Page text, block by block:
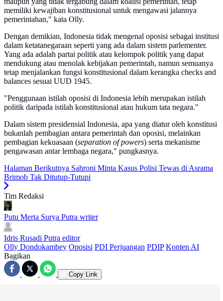
memiliki kewajiban konstitusional untuk mengawasi jalannya
pemerintahan," kata Olly.
Dengan demikian, Indonesia tidak mengenal oposisi sebagai institusi
dalam ketatanegaraan seperti yang ada dalam sistem parlementer.
Yang ada adalah partai politik atau kelompok politik yang dapat
mendukung atau menolak kebijakan pemerintah, namun semuanya
tetap menjalankan fungsi konstitusional dalam kerangka checks and
balances sesuai UUD 1945.
"Penggunaan istilah oposisi di Indonesia lebih merupakan istilah
politik daripada istilah konstitusional atau hukum tata negara."
Dalam sistem presidensial Indonesia, apa yang diatur oleh konstitusi
bukanlah pembagian antara pemerintah dan oposisi, melainkan
pembagian kekuasaan (separation of powers) serta mekanisme
pengawasan antar lembaga negara," pungkasnya.
Halaman Berikutnya Sahroni Minta Kasus Polisi Tewas di Asrama
Brimob Tak Ditutup-Tutupi
Tim Redaksi
Putu Merta Surya Putra writer
Idris Rusadi Putra editor
Olly Dondokambey Oposisi PDI Perjuangan PDIP Konten AI
Bagikan
Copy Link